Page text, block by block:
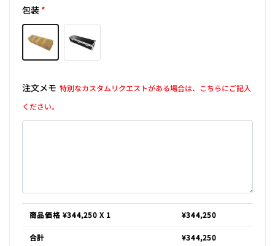
包装*
注文メモ 特別なカスタムリクエストがある場合は、こちらにご記入
ください。
商品価格 ¥344,250 X 1 ¥344,250
合計 ¥344,250